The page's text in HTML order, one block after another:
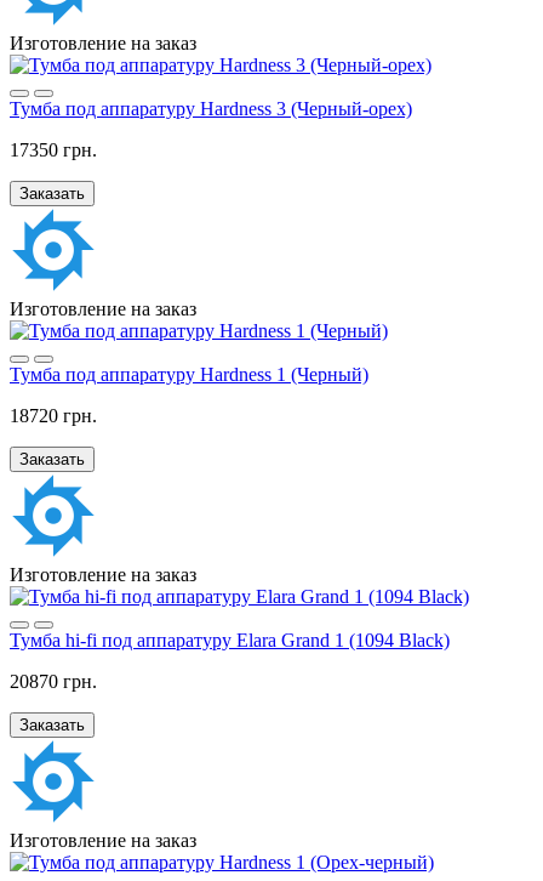
Изготовление на заказ
Тумба под аппаратуру Hardness 3 (Черный-орех)
17350 грн.
Заказать
Изготовление на заказ
Тумба под аппаратуру Hardness 1 (Черный)
18720 грн.
Заказать
Изготовление на заказ
Тумба hi-fi под аппаратуру Elara Grand 1 (1094 Black)
20870 грн.
Заказать
Изготовление на заказ